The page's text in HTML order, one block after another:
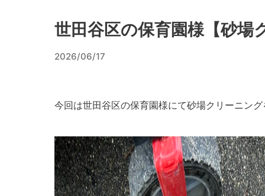
世田谷区の保育園様【砂場
2026/06/17
今回は世田谷区の保育園様にて砂場クリーニン